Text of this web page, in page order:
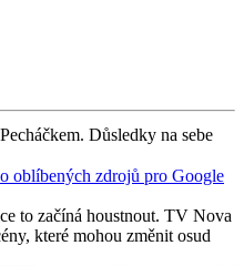
Důsledky na sebe
oblíbených zdrojů pro Google
to začíná houstnout. TV Nova
které mohou změnit osud